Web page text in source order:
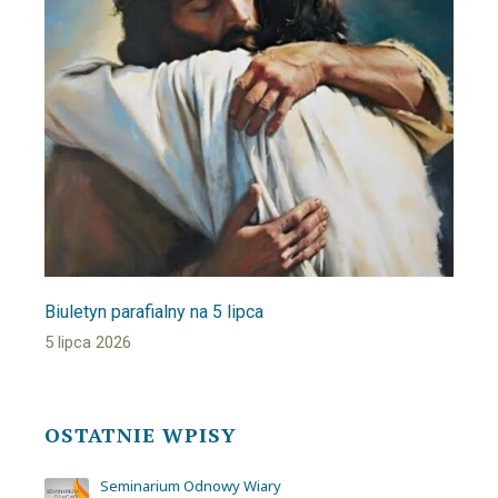
Biuletyn parafialny na 5 lipca
5 lipca 2026
OSTATNIE WPISY
Seminarium Odnowy Wiary